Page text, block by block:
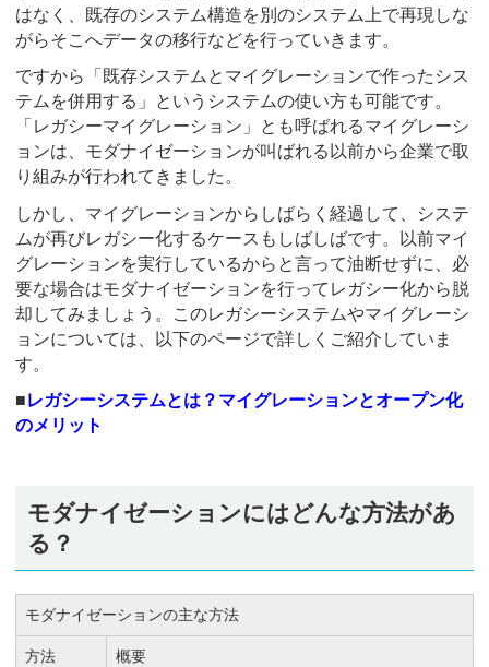
はなく、既存のシステム構造を別のシステム上で再現しな
がらそこへデータの移行などを行っていきます。
ですから「既存システムとマイグレーションで作ったシス
テムを併用する」というシステムの使い方も可能です。
「レガシーマイグレーション」とも呼ばれるマイグレーシ
ョンは、モダナイゼーションが叫ばれる以前から企業で取
り組みが行われてきました。
しかし、マイグレーションからしばらく経過して、システ
ムが再びレガシー化するケースもしばしばです。以前マイ
グレーションを実行しているからと言って油断せずに、必
要な場合はモダナイゼーションを行ってレガシー化から脱
却してみましょう。このレガシーシステムやマイグレーシ
ョンについては、以下のページで詳しくご紹介していま
す。
■レガシーシステムとは？マイグレーションとオープン化
のメリット
モダナイゼーションにはどんな方法があ
る？
モダナイゼーションの主な方法
方法 概要